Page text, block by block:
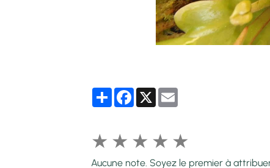
PartagerFacebook
X
★ ★ ★ ★ ★
Aucune note. Soyez le premier à